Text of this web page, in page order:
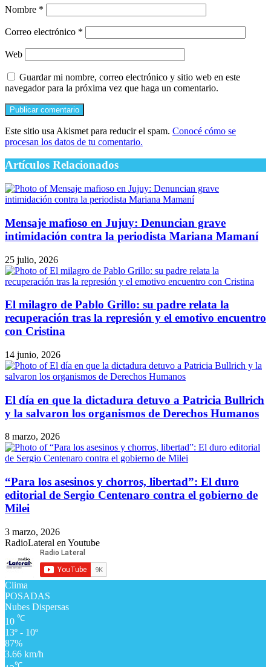
Nombre *
Correo electrónico *
Web
Guardar mi nombre, correo electrónico y sitio web en este
navegador para la próxima vez que haga un comentario.
Este sitio usa Akismet para reducir el spam. Conocé cómo se
procesan los datos de tu comentario.
Artículos Relacionados
Mensaje mafioso en Jujuy: Denuncian grave
intimidación contra la periodista Mariana Mamaní
25 julio, 2026
El milagro de Pablo Grillo: su padre relata la
recuperación tras la represión y el emotivo encuentro
con Cristina
14 junio, 2026
El día en que la dictadura detuvo a Patricia Bullrich
y la salvaron los organismos de Derechos Humanos
8 marzo, 2026
“Para los asesinos y chorros, libertad”: El duro
editorial de Sergio Centenaro contra el gobierno de
Milei
3 marzo, 2026
RadioLateral en Youtube
Clima
POSADAS
Nubes Dispersas
10 ℃
13º - 10º
87%
3.66 km/h